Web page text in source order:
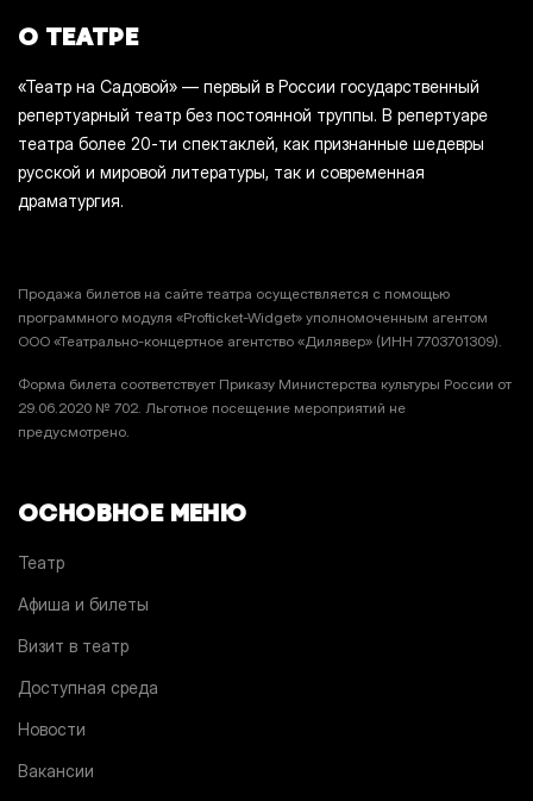
О ТЕАТРЕ
«Театр на Садовой» — первый в России государственный
репертуарный театр без постоянной труппы. В репертуаре
театра более 20-ти спектаклей, как признанные шедевры
русской и мировой литературы, так и современная
драматургия.
Продажа билетов на сайте театра осуществляется с помощью
программного модуля «Profticket-Widget» уполномоченным агентом
ООО «Театрально-концертное агентство «Дилявер» (ИНН 7703701309).
Форма билета соответствует Приказу Министерства культуры России от
29.06.2020 № 702. Льготное посещение мероприятий не
предусмотрено.
ОСНОВНОЕ МЕНЮ
Театр
Афиша и билеты
Визит в театр
Доступная среда
Новости
Вакансии